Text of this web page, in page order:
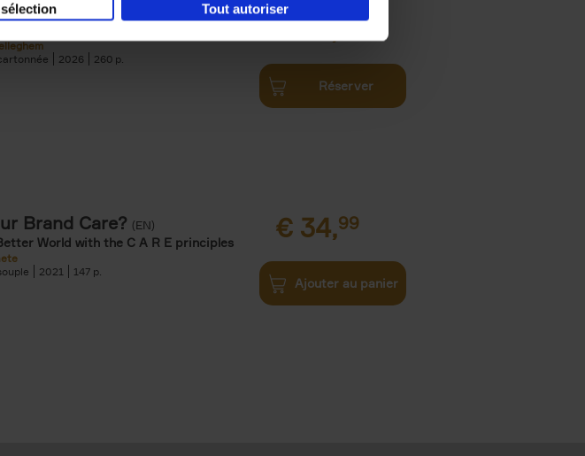
Tout autoriser
(ENG)
2026 260
€34,99
Réserver
Brand Care? (EN)
World with the C A R E principles
2021 147
€ 34,99
Ajouter au panier